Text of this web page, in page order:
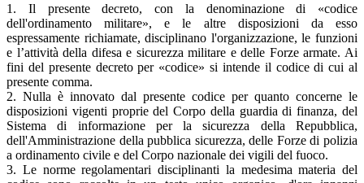
1. Il presente decreto, con la denominazione di «codice
dell'ordinamento militare», e le altre disposizioni da esso
espressamente richiamate, disciplinano l'organizzazione, le funzioni
e l’attività della difesa e sicurezza militare e delle Forze armate. Ai
fini del presente decreto per «codice» si intende il codice di cui al
presente comma.
2. Nulla è innovato dal presente codice per quanto concerne le
disposizioni vigenti proprie del Corpo della guardia di finanza, del
Sistema di informazione per la sicurezza della Repubblica,
dell'Amministrazione della pubblica sicurezza, delle Forze di polizia
a ordinamento civile e del Corpo nazionale dei vigili del fuoco.
3. Le norme regolamentari disciplinanti la medesima materia del